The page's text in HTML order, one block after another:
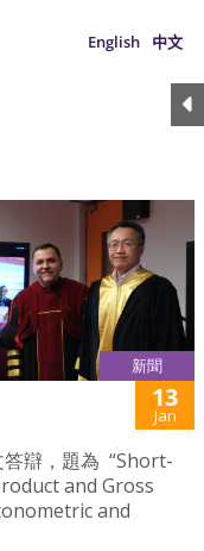
English 中文
新聞
13
Jan
答辯，題為 “Short-
and Gross
and